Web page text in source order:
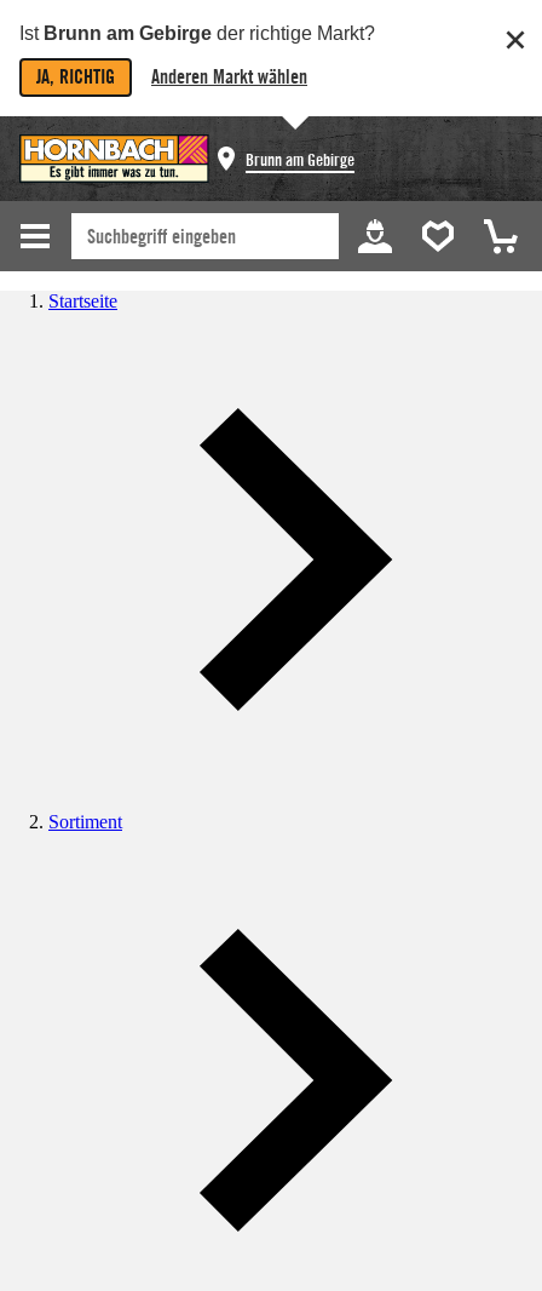
Ist Brunn am Gebirge der richtige Markt?
JA, RICHTIG Anderen Markt wählen
Brunn am Gebirge
Startseite
Sortiment